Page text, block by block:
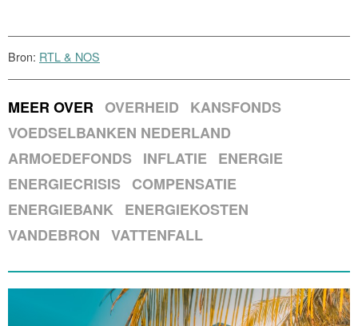
Bron: RTL & NOS
MEER OVER OVERHEID
KANSFONDS
VOEDSELBANKEN NEDERLAND
ARMOEDEFONDS INFLATIE ENERGIE
ENERGIECRISIS COMPENSATIE
ENERGIEBANK ENERGIEKOSTEN
VANDEBRON VATTENFALL